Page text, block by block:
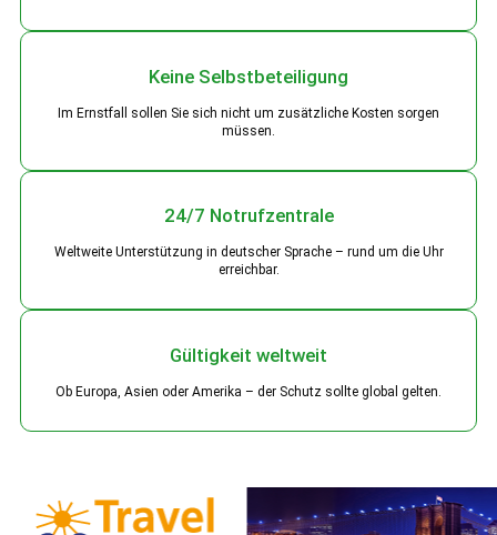
Keine Selbstbeteiligung
Im Ernstfall sollen Sie sich nicht um zusätzliche Kosten sorgen
müssen.
24/7 Notrufzentrale
Weltweite Unterstützung in deutscher Sprache – rund um die Uhr
erreichbar.
Gültigkeit weltweit
Ob Europa, Asien oder Amerika – der Schutz sollte global gelten.